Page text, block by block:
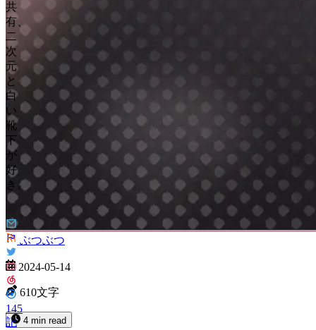
共
有、
二
次
元
と
白
い
靴
下
が
好
き。
145
記
ぶつぶつ
2024-05-14
610文字
4 min read